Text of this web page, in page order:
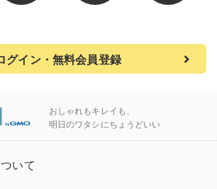
グイン・無料会員登録
おしゃれもキレイも、
明日のワタシにちょうどいい
いて